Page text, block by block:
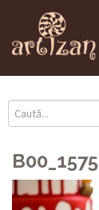
B00_1575